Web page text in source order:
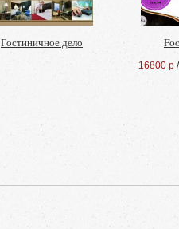
Гостиничное дело
16800 р